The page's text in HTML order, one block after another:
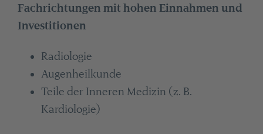
Fachrichtungen mit hohen Einnahmen und
Investitionen
Radiologie
Augenheilkunde
Teile der Inneren Medizin (z. B.
Kardiologie)